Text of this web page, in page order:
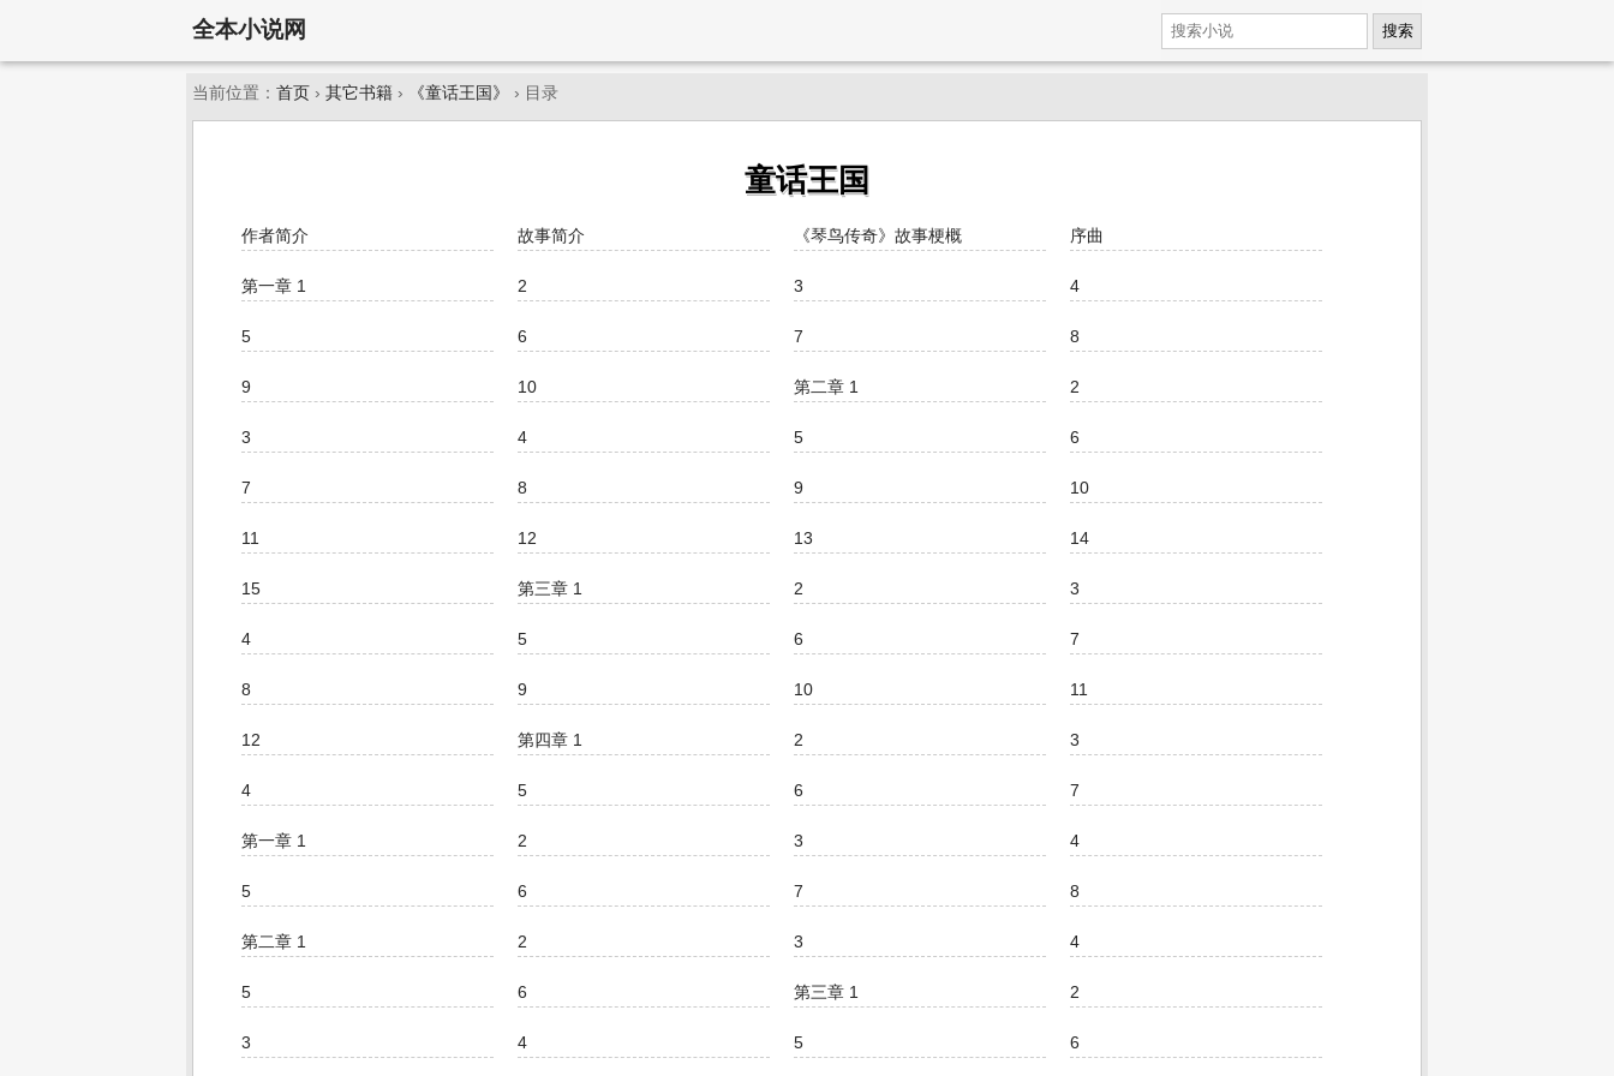
全本小说网 搜索
当前位置： 首页 › 其它书籍 › 《童话王国》 › 目录
童话王国
作者简介 故事简介 《琴鸟传奇》故事梗概 序曲
第一章 1 2 3 4
5 6 7 8
9 10 第二章 1 2
3 4 5 6
7 8 9 10
11 12 13 14
15 第三章 1 2 3
4 5 6 7
8 9 10 11
12 第四章 1 2 3
4 5 6 7
第一章 1 2 3 4
5 6 7 8
第二章 1 2 3 4
5 6 第三章 1 2
3 4 5 6